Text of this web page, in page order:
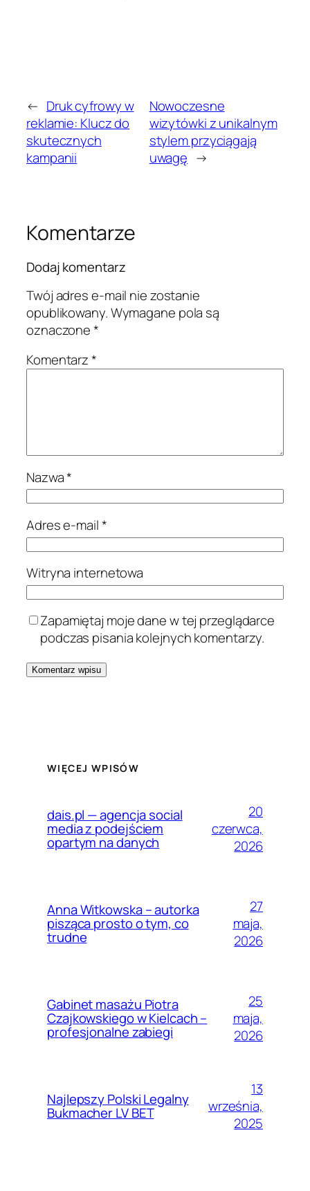
← Druk cyfrowy w
reklamie: Klucz do
skutecznych
kampanii
Nowoczesne
wizytówki z unikalnym
stylem przyciągają
uwagę →
Komentarze
Dodaj komentarz
Twój adres e-mail nie zostanie
opublikowany.Wymagane pola są
oznaczone*
Komentarz*
Nazwa*
Adres e-mail*
Witryna internetowa
Zapamiętaj moje dane w tej przeglądarce
podczas pisania kolejnych komentarzy.
WIĘCEJ WPISÓW
dais.pl — agencja social
media z podejściem
opartym na danych
20
czerwca,
2026
Anna Witkowska – autorka
pisząca prosto o tym, co
trudne
27
maja,
2026
Gabinet masażu Piotra
Czajkowskiego w Kielcach –
profesjonalne zabiegi
25
maja,
2026
Najlepszy Polski Legalny
Bukmacher LV BET
13
września,
2025